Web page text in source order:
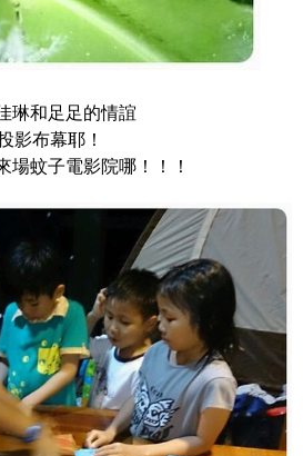
琳和足足的情誼
影布幕耶！
場蚊子電影院哪！！！